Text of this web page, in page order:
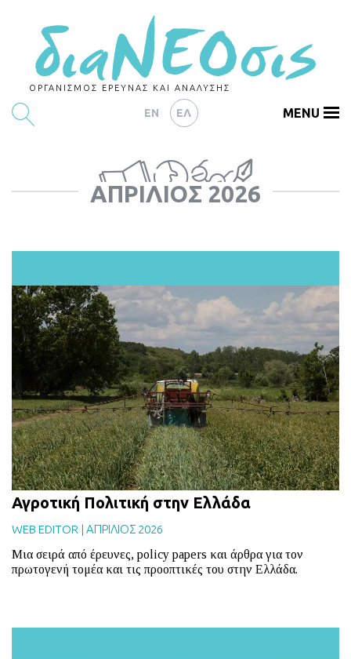
ΟΡΓΑΝΙΣΜΟΣ ΕΡΕΥΝΑΣ ΚΑΙ ΑΝΑΛΥΣΗΣ
EN ΕΛ
ΕΡΕΥΝΕΣ
ΑΡΘΡΟΓΡΑΦΙΑ
ΔΕΙΚΤΕΣ
CHARTS
PODCASTS
BLOG
ABOUT
ΕΠΙΚΟΙΝΩΝΙΑ
ΕΚΔΟΣΕΙΣ
MENU
ΑΠΡΊΛΙΟΣ 2026
Αγροτική Πολιτική στην Ελλάδα
WEB EDITOR | ΑΠΡΙΛΙΟΣ 2026
Μια σειρά από έρευνες, policy papers και άρθρα για τον
πρωτογενή τομέα και τις προοπτικές του στην Ελλάδα.